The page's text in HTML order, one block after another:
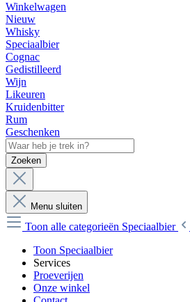
Winkelwagen
Nieuw
Whisky
Speciaalbier
Cognac
Gedistilleerd
Wijn
Likeuren
Kruidenbitter
Rum
Geschenken
Zoeken
Menu sluiten
Toon alle categorieën Speciaalbier
Toon Speciaalbier
Services
Proeverijen
Onze winkel